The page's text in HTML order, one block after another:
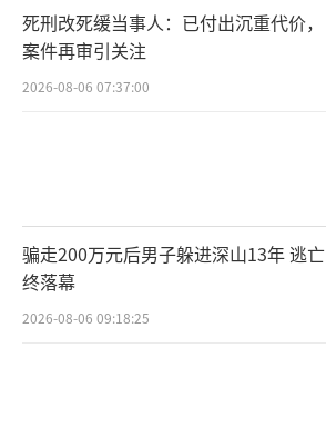
死刑改死缓当事人：已付出沉重代价，
案件再审引关注
2026-08-06 07:37:00
骗走200万元后男子躲进深山13年 逃亡
终落幕
2026-08-06 09:18:25